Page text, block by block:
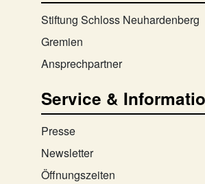
Stiftung Schloss Neuhardenberg
Gremien
Ansprechpartner
Service &
Presse
Newsletter
Öffnungszeiten